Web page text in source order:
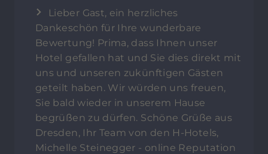
Lieber Gast, ein herzliches
Dankeschön für Ihre wunderbare
Bewertung! Prima, dass Ihnen unser
Hotel gefallen hat und Sie dies direkt mit
uns und unseren zukünftigen Gästen
geteilt haben. Wir würden uns freuen,
Sie bald wieder in unserem Hause
begrüßen zu dürfen. Schöne Grüße aus
Dresden, Ihr Team von den H-Hotels,
Michelle Steinegger - online Reputation